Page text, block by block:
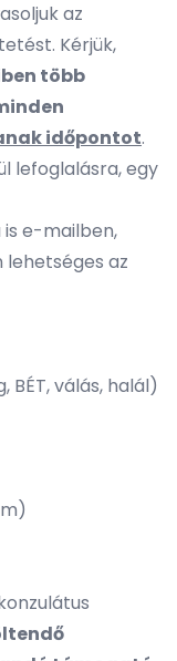
az
Kérjük,
több
időpontot.
lefoglalásra, egy
e-mailben,
az
BÉT, válás, halál)